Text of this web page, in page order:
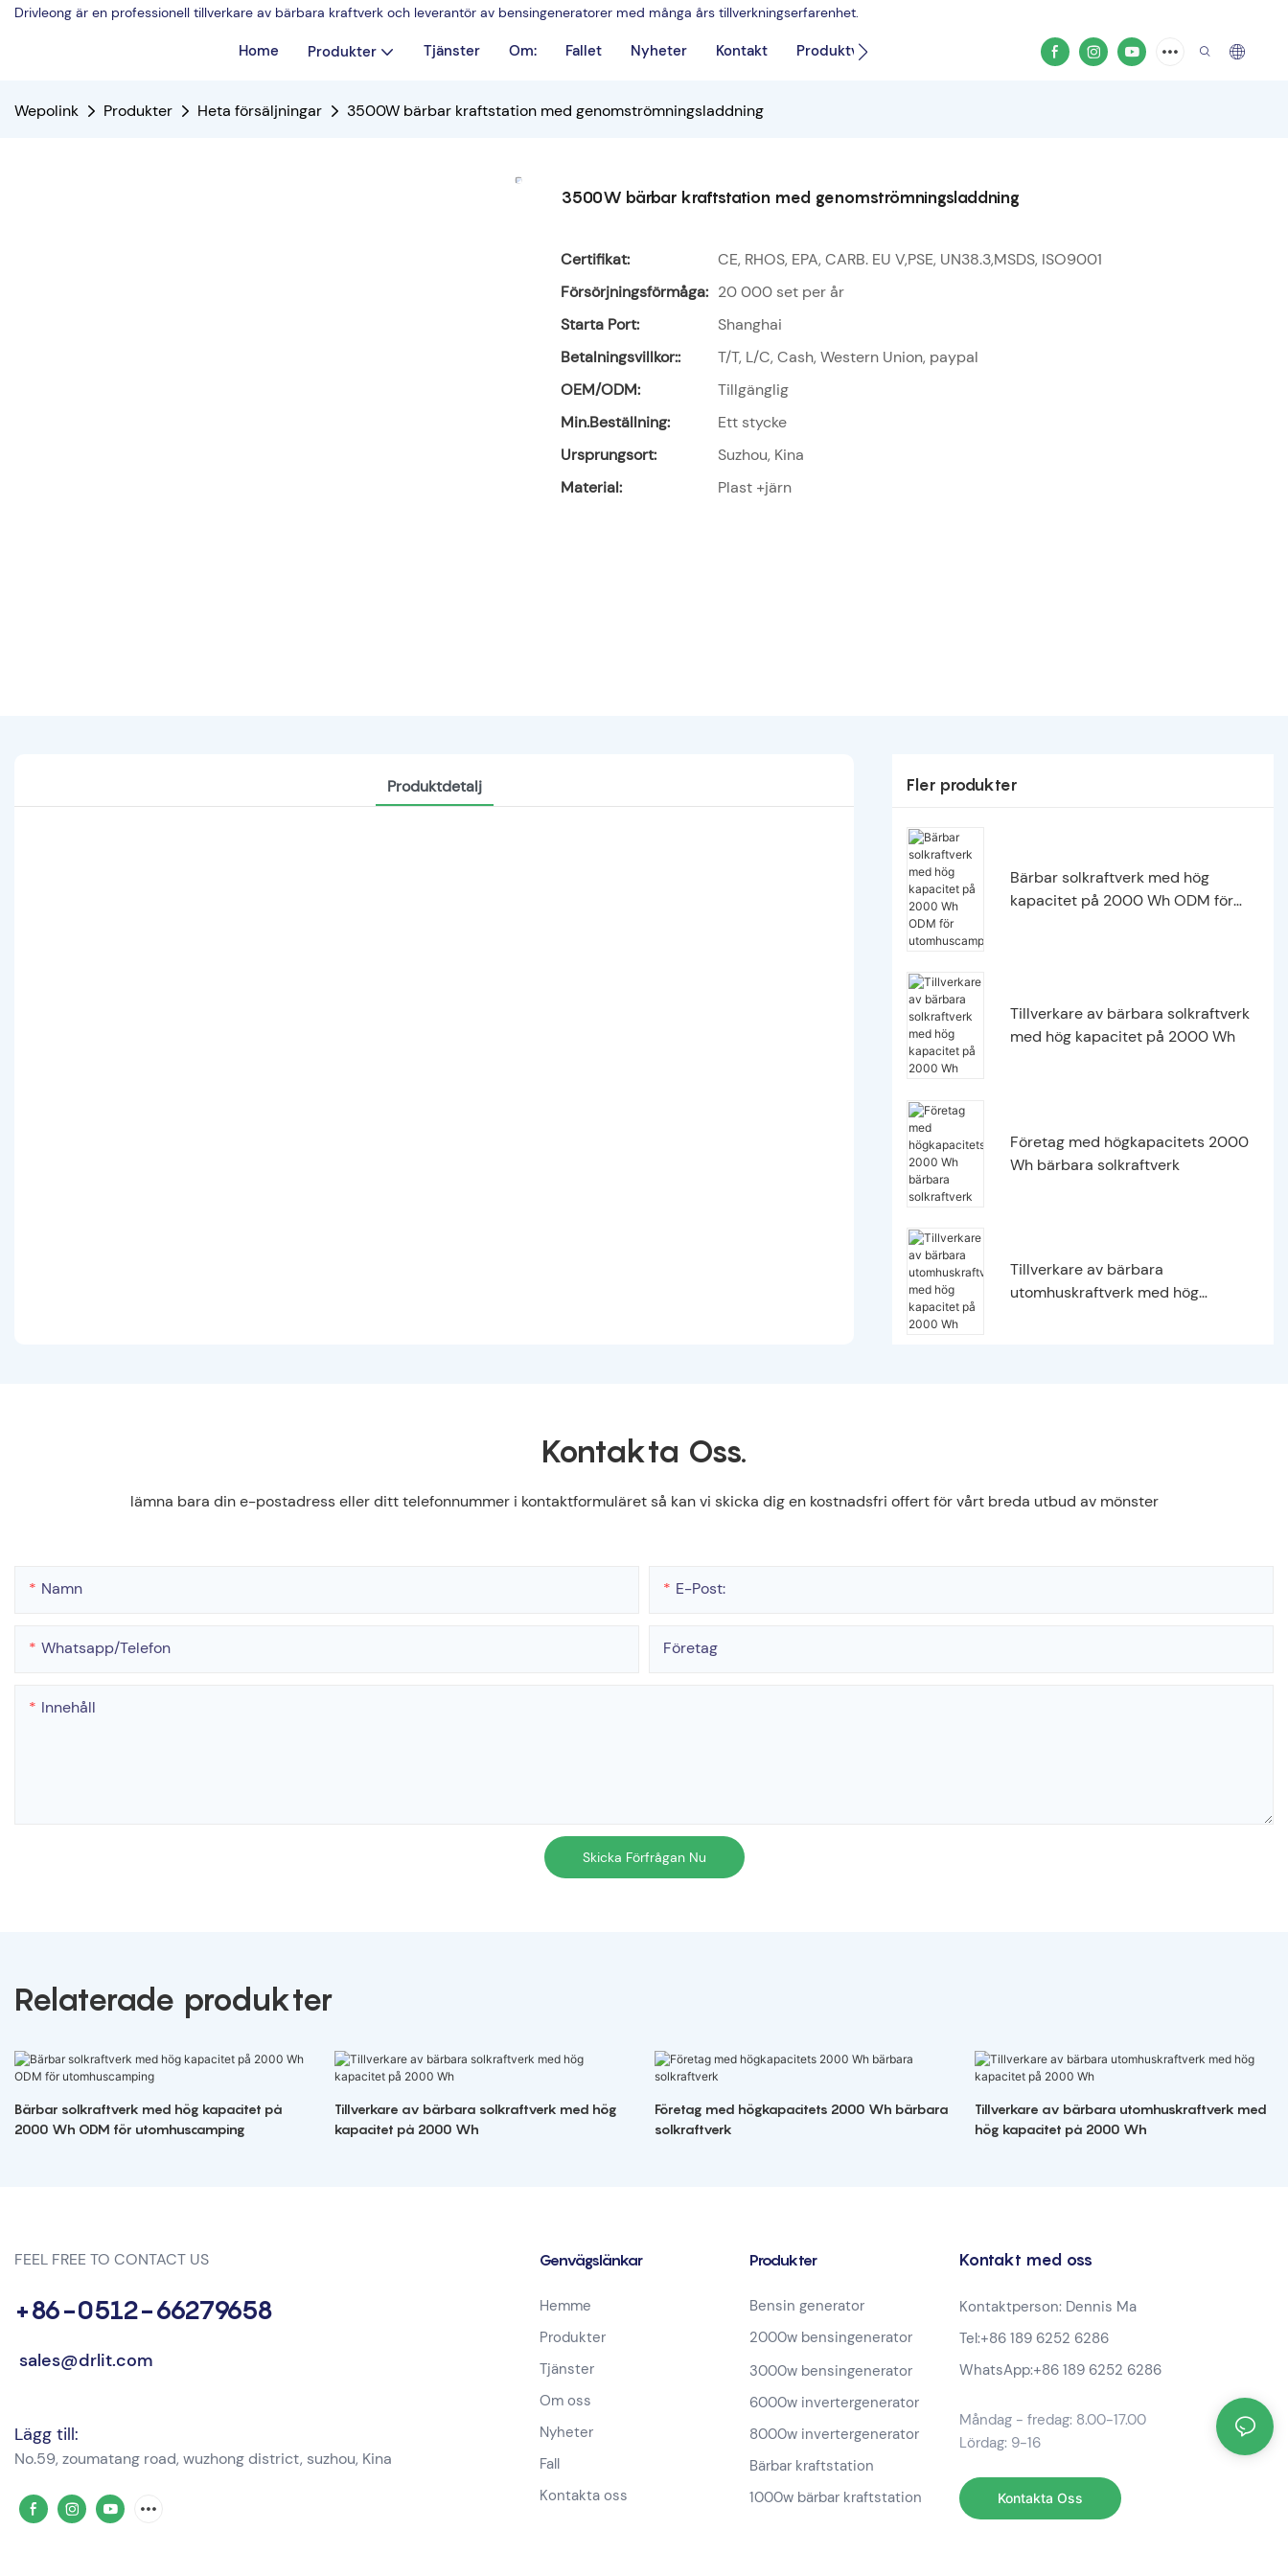
Drivleong är en professionell tillverkare av bärbara kraftverk och leverantör av bensingeneratorer med många års tillverkningserfarenhet.
Home Produkter Tjänster Om: Fallet Nyheter Kontakt Produktvideo
Wepolink Produkter Heta försäljningar 3500W bärbar kraftstation med genomströmningsladdning
3500W bärbar kraftstation med genomströmningsladdning
Certifikat:
CE, RHOS, EPA, CARB. EU V,PSE, UN38.3,MSDS, ISO9001
Försörjningsförmåga: 20 000 set per år
Starta Port:
Shanghai
Betalningsvillkor::
T/T, L/C, Cash, Western Union, paypal
OEM/ODM:
Tillgänglig
Min.Beställning:
Ett stycke
Ursprungsort:
Suzhou, Kina
Material:
Plast +järn
Produktdetalj Fler produkter
Bärbar solkraftverk med hög
kapacitet på 2000 Wh ODM för
Tillverkare av bärbara solkraftverk
med hög kapacitet på 2000 Wh
Företag med högkapacitets 2000
Wh bärbara solkraftverk
Tillverkare av bärbara
utomhuskraftverk med hög
Kontakta Oss.
lämna bara din e-postadress eller ditt telefonnummer i kontaktformuläret så kan vi skicka dig en kostnadsfri offert för vårt breda utbud av mönster
Namn E-Post:
Whatsapp/telefon Företag
Innehåll
Skicka Förfrågan Nu
Relaterade produkter
Bärbar solkraftverk med hög kapacitet på
2000 Wh ODM för utomhuscamping
Tillverkare av bärbara solkraftverk med hög
kapacitet på 2000 Wh
Företag med högkapacitets 2000 Wh bärbara
solkraftverk
Tillverkare av bärbara utomhuskraftverk med
hög kapacitet på 2000 Wh
FEEL FREE TO CONTACT US
+86-0512-66279658
sales@drlit.com
Lägg till:
No.59, zoumatang road, wuzhong district, suzhou, Kina
Genvägslänkar
Hemme
Produkter
Tjänster
Om oss
Nyheter
Fall
Kontakta oss
Produkter
Bensin generator
2000w bensingenerator
3000w bensingenerator
6000w invertergenerator
8000w invertergenerator
Bärbar kraftstation
1000w bärbar kraftstation
Kontakt med oss
Kontaktperson: Dennis Ma
Tel:+86 189 6252 6286
WhatsApp:+86 189 6252 6286
Måndag - fredag: 8.00-17.00
Lördag: 9-16
Kontakta Oss